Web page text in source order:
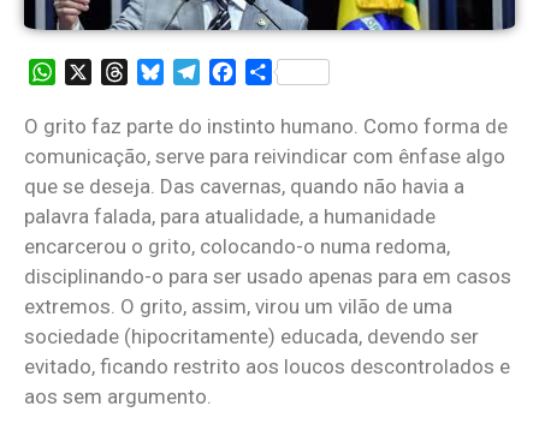
WhatsAppThreadsBlueskyTelegramFacebook
Share
O grito faz parte do instinto humano. Como forma de
comunicação, serve para reivindicar com ênfase algo
que se deseja. Das cavernas, quando não havia a
palavra falada, para atualidade, a humanidade
encarcerou o grito, colocando-o numa redoma,
disciplinando-o para ser usado apenas para em casos
extremos. O grito, assim, virou um vilão de uma
sociedade (hipocritamente) educada, devendo ser
evitado, ficando restrito aos loucos descontrolados e
aos sem argumento.